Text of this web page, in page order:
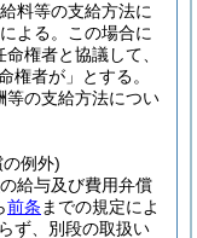
料等の支給方法に
よる。
この場合に
権者と協議して、
権者が」とする。
等の支給方法につい
例外)
給与及び費用弁償
前条 までの規定によ
ず、別段の取扱い